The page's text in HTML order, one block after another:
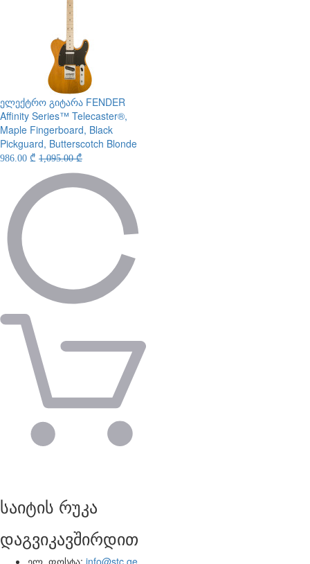
ელექტრო გიტარა FENDER
Affinity Series™ Telecaster®,
Maple Fingerboard, Black
Pickguard, Butterscotch Blonde
986.00 ₾ 1,095.00 ₾
საიტის რუკა
დაგვიკავშირდით